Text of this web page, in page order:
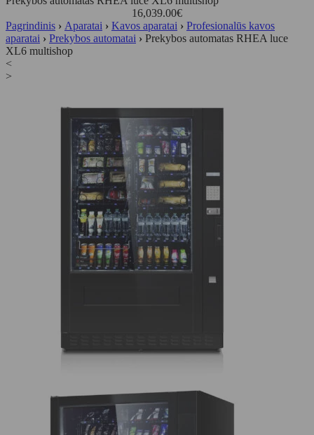
16,039.00€
Pagrindinis › Aparatai › Kavos aparatai › Profesionalūs kavos
aparatai › Prekybos automatai › Prekybos automatas RHEA luce
XL6 multishop
<
>